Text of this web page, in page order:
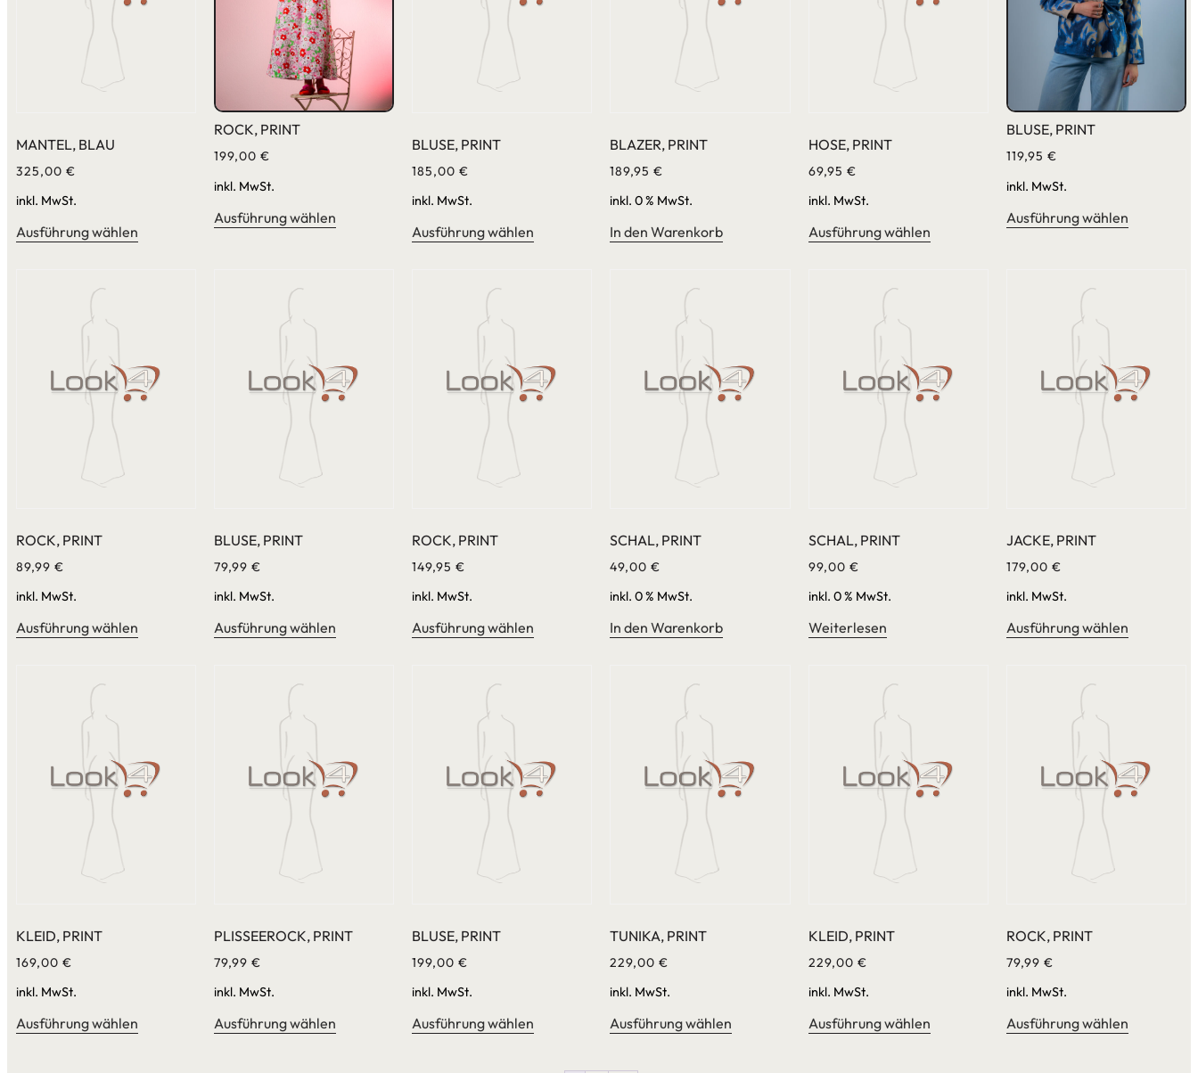
MANTEL, BLAU
325,00 €
inkl. MwSt.
Ausführung wählen
ROCK, PRINT
199,00€
inkl. MwSt.
Ausführung wählen
BLUSE, PRINT
185,00€
inkl. MwSt.
Ausführung wählen
BLAZER, PRINT
189,95€
inkl. 0 % MwSt.
In den Warenkorb
HOSE, PRINT
69,95 €
inkl. MwSt.
Ausführung wählen
BLUSE, PRINT
119,95 €
inkl. MwSt.
Ausführung wählen
ROCK, PRINT
89,99 €
inkl. MwSt.
Ausführung wählen
BLUSE, PRINT
79,99€
inkl. MwSt.
Ausführung wählen
ROCK, PRINT
149,95€
inkl. MwSt.
Ausführung wählen
SCHAL, PRINT
49,00€
inkl. 0 % MwSt.
In den Warenkorb
SCHAL, PRINT
99,00 €
inkl. 0 % MwSt.
Weiterlesen
JACKE, PRINT
179,00 €
inkl. MwSt.
Ausführung wählen
KLEID, PRINT
169,00 €
inkl. MwSt.
Ausführung wählen
PLISSEEROCK, PRINT
79,99€
inkl. MwSt.
Ausführung wählen
BLUSE, PRINT
199,00€
inkl. MwSt.
Ausführung wählen
TUNIKA, PRINT
229,00€
inkl. MwSt.
Ausführung wählen
KLEID, PRINT
229,00 €
inkl. MwSt.
Ausführung wählen
ROCK, PRINT
79,99 €
inkl. MwSt.
Ausführung wählen